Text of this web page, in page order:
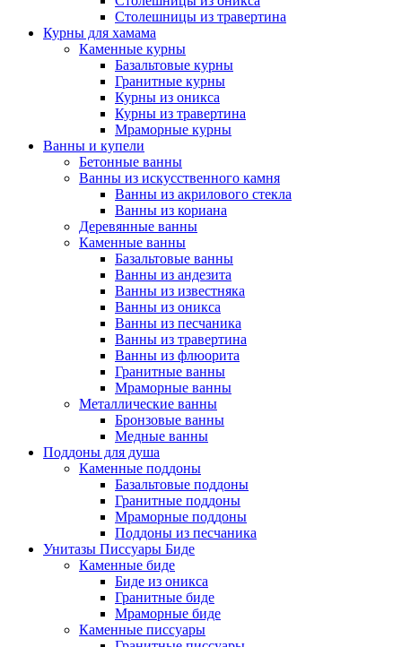
Столешницы из травертина
Курны для хамама
Каменные курны
Базальтовые курны
Гранитные курны
Курны из оникса
Курны из травертина
Мраморные курны
Ванны и купели
Бетонные ванны
Ванны из искусственного камня
Ванны из акрилового стекла
Ванны из кориана
Деревянные ванны
Каменные ванны
Базальтовые ванны
Ванны из андезита
Ванны из известняка
Ванны из оникса
Ванны из песчаника
Ванны из травертина
Ванны из флюорита
Гранитные ванны
Мраморные ванны
Металлические ванны
Бронзовые ванны
Медные ванны
Поддоны для душа
Каменные поддоны
Базальтовые поддоны
Гранитные поддоны
Мраморные поддоны
Поддоны из песчаника
Унитазы Писсуары Биде
Каменные биде
Биде из оникса
Гранитные биде
Мраморные биде
Каменные писсуары